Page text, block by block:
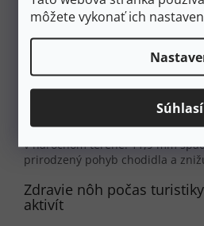
môžete vykonať ich
každého počasia.
Zdravotné výhody a
trekingovej obuvi
dlhodobé zdravie chodidiel.
poskytuje cielenú oporu v
pomáha udržiavať správnu
v náročnom teréne. 11,9 mm
prirodzený pohyb chodidla a
Zdravie nôh počas
aktivít